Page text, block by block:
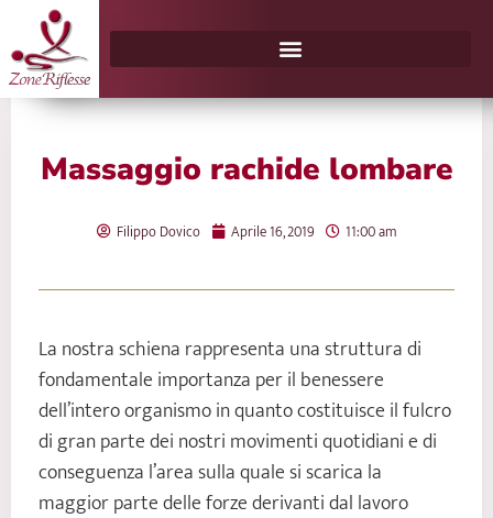
al
contenuto
Massaggio rachide lombare
Filippo Dovico Aprile 16, 2019 11:00 am
La nostra schiena rappresenta una struttura di
fondamentale importanza per il benessere
dell’intero organismo in quanto costituisce il fulcro
di gran parte dei nostri movimenti quotidiani e di
conseguenza l’area sulla quale si scarica la
maggior parte delle forze derivanti dal lavoro